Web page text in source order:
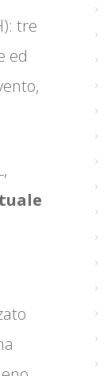
tre
ed